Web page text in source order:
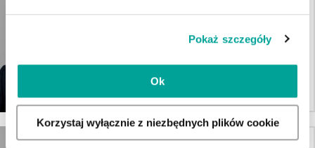
Pokaż szczegóły
Ok
Korzystaj wyłącznie z niezbędnych plików cookie
957 09 399
Justyna Latawska